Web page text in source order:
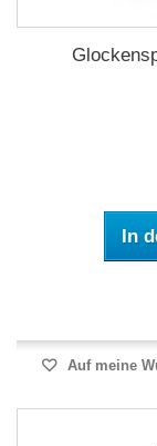
In
Auf meine